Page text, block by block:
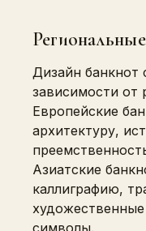
Дизайн банкнот
зависимости от
Европейские
архитектуру,
Азиатские
каллиграфию,
символы.